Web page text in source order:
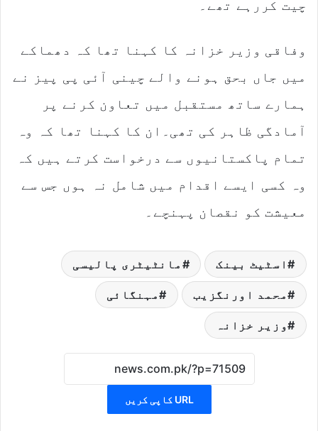
چیت کررہے تھے۔
وفاقی وزیر خزانہ کا کہنا تھا کہ دھماکے
میں جاں بحق ہونے والے چینی آئی پی پیز نے
ہمارے ساتھ مستقبل میں تعاون کرنے پر
آمادگی ظاہر کی تھی۔ان کا کہنا تھا کہ وہ
تمام پاکستانیوں سے درخواست کرتے ہیں کہ
وہ کسی ایسے اقدام میں شامل نہ ہوں جس سے
معیشت کو نقصان پہنچے۔
اسٹیٹ بینک مانٹیٹری پالیسی
محمد اورنگزیب مہنگائی
وزیر خزانہ
URL کاپی کریں